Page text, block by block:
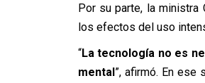
Por su parte, la ministra
los efectos del uso
“La tecnología no es
mental”, afirmó. En ese